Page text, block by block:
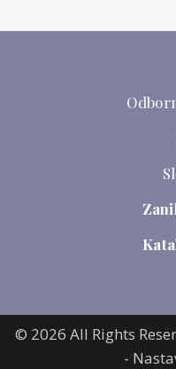
© 2026 All Rights
-